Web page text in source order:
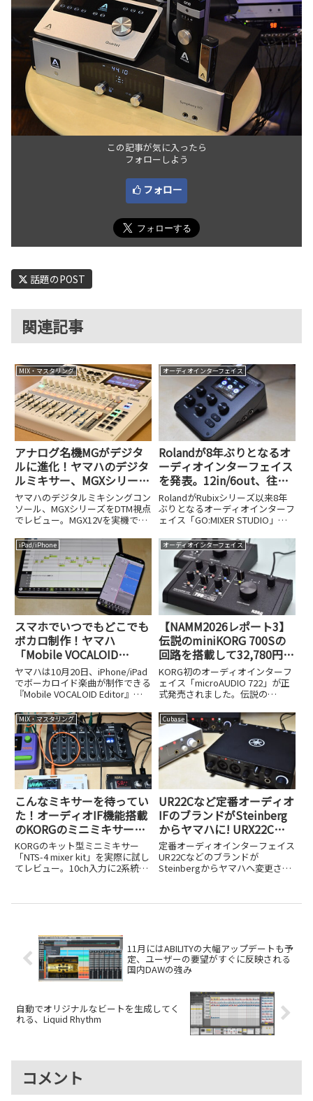
この記事が気に入ったら
フォローしよう
フォロー
話題のPOST
関連記事
MIX・マスタリング
アナログ名機MGがデジタ
ルに進化！ヤマハのデジタ
ルミキサー、MGXシリーズ
はDTMの強力な武器になる
ヤマハのデジタルミキシングコン
ソール、MGXシリーズをDTM視点
でレビュー。MGX12Vを実機で検
ディオインターフェイス機能、モ
ニター切り替え活用術、Cubase
連携、microSD録音、HDMIキャ
プチャまで詳しく解説します。
オーディオインターフェイス
Rolandが8年ぶりとなるオ
ーディオインターフェイス
を発表。12in/6out、往年
の名機をモデリングしたエ
フェクトが魅力の
GO:MIXER STUDIO
RolandがRubixシリーズ以来8年
ぶりとなるオーディオインターフ
ェイス「GO:MIXER STUDIO」を
た。12in/6out対応や名機モデリ
ングエフェクトの魅力を解説しま
す。
iPad/iPhone
スマホでいつでもどこでも
ボカロ制作！ヤマハ
「Mobile VOCALOID
Editor」がAI対応でパワー
アップ
ヤマハは10月20日、iPhone/iPad
でボーカロイド楽曲が制作できる
『Mobile VOCALOID Editor』の
た。月額660円というお手頃な価
格設定に加え、14日間の無料体
験期間も用意されており、...
オーディオインターフェイス
【NAMM2026レポート3】
伝説のminiKORG 700Sの
回路を搭載して32,780円!?
アナログフィルター内蔵オ
ーディオIF、KORG
microAUDIO 722の実力
KORG初のオーディオインターフ
ェイス「microAUDIO 722」が正
式発売されました。伝説の
ター回路を搭載した実力を32,780
円という価格とともに検証しま
す。
MIX・マスタリング
こんなミキサーを待ってい
た！オーディオIF機能搭載
のKORGのミニミキサー、
NTS-4が超強力で便利だ！
KORGのキット型ミニミキサー
「NTS-4 mixer kit」を実際に試し
てレビュー。10ch入力に2系統デ
ディオ/MIDIインターフェイス機
ます。
Cubase
UR22Cなど定番オーディオ
IFのブランドがSteinberg
からヤマハに! URX22Cや
UR22MK3など品番も変更
定番オーディオインターフェイス
UR22Cなどのブランドが
Steinbergからヤマハへ変更され
ます。
11月にはABILITYの大幅アップデートも予
定、ユーザーの要望がすぐに反映される
国内DAWの強み
自動でオリジナルなビートを生成してく
れる、Liquid Rhythm
コメント